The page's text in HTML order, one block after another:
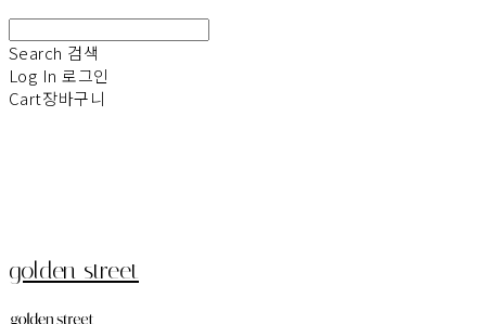
Search 검색
Log In 로그인
Cart장바구니
golden street